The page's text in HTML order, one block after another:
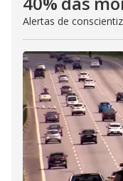
Alertas de